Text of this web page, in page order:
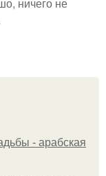
- арабская